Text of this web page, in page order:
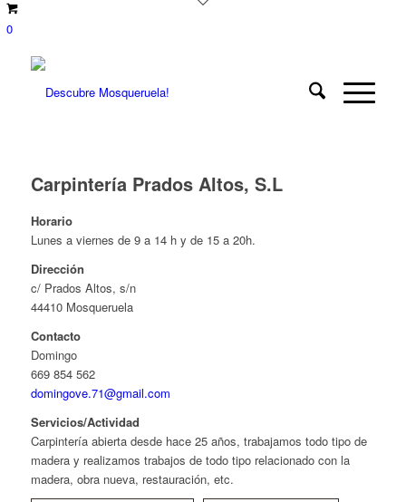
0
Carpintería Prados Altos, S.L
Horario
Lunes a viernes de 9 a 14 h y de 15 a 20h.
Dirección
c/ Prados Altos, s/n
44410 Mosqueruela
Contacto
Domingo
669 854 562
domingove.71@gmail.com
Servicios/Actividad
Carpintería abierta desde hace 25 años, trabajamos todo tipo de
madera y realizamos trabajos de todo tipo relacionado con la
madera, obra nueva, restauración, etc.